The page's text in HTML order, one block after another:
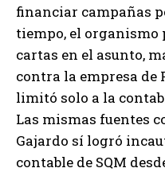
financiar campañas
tiempo, el organismo
cartas en el asunto,
contra la empresa de
limitó solo a la
Las mismas fuentes
Gajardo sí logró
contable de SQM